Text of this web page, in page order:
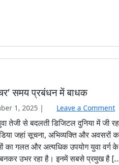
समय प्रबंधन में बाधक
1, 2025 | Leave a Comment
तेजी से बदलती डिजिटल दुनिया में जी
जहां सूचना, अभिव्यक्ति और अवसरों
का गलत और अत्यधिक उपयोग युवा वर्ग के
बनकर उभर रहा है। इनमें सबसे प्रमुख है